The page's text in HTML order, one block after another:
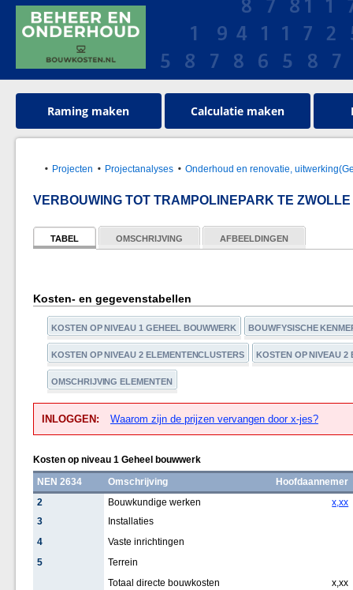
Raming maken Calculatie maken
Projecten Projectanalyses Onderhoud en renovatie,
VERBOUWING TOT TRAMPOLINEPARK TE ZWOLLE
TABEL OMSCHRIJVING AFBEELDINGEN
Kosten- en gegevenstabellen
KOSTEN OP NIVEAU 1 GEHEEL BOUWWERK BOUWFYSISCHE
KOSTEN OP NIVEAU 2 ELEMENTENCLUSTERS KOSTEN OP NIVEAU 2
OMSCHRIJVING ELEMENTEN
INLOGGEN: Waarom zijn de prijzen vervangen door x-jes?
Kosten op niveau 1 Geheel bouwwerk
NEN 2634
Omschrijving
Hoofdaannemer
2
Bouwkundige werken
x,xx
3
Installaties
4
Vaste inrichtingen
5
Terrein
Totaal directe bouwkosten
x,xx